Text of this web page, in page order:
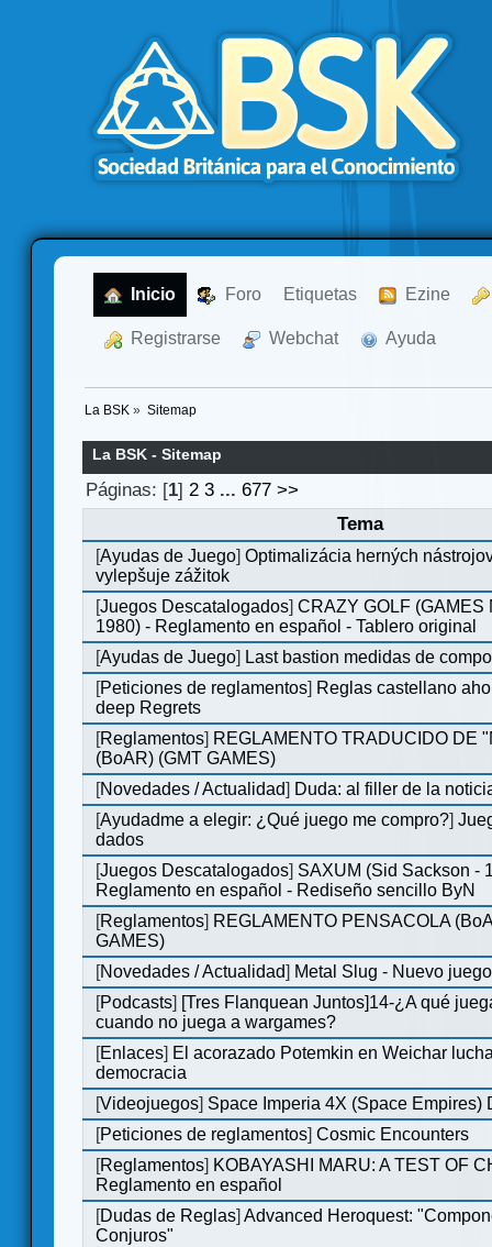
Inicio Foro Etiquetas Ezine
Registrarse Webchat Ayuda
La BSK » Sitemap
La BSK - Sitemap
Páginas: [1]2 3 ...677 >>
Tema
[Ayudas de Juego]Optimalizácia herných
vylepšuje zážitok
[Juegos Descatalogados]CRAZY GOLF (GAMES
1980) - Reglamento en español - Tablero original
[Ayudas de Juego] Last bastion medidas de
[Peticiones de reglamentos] Reglas castellano
deep Regrets
[Reglamentos] REGLAMENTO TRADUCIDO DE
(BoAR) (GMT GAMES)
[Novedades / Actualidad] Duda: al filler de la
[Ayudadme a elegir: ¿Qué juego me compro?]
dados
[Juegos Descatalogados] SAXUM (Sid Sackson -
Reglamento en español - Rediseño sencillo ByN
[Reglamentos] REGLAMENTO PENSACOLA
GAMES)
[Novedades / Actualidad] Metal Slug - Nuevo
[Podcasts] [Tres Flanquean Juntos]14-¿A qué
cuando no juega a wargames?
[Enlaces] El acorazado Potemkin en Weichar
democracia
[Videojuegos] Space Imperia 4X (Space Empires)
[Peticiones de reglamentos]Cosmic Encounters
[Reglamentos] KOBAYASHI MARU: A TEST OF
Reglamento en español
[Dudas de Reglas]Advanced Heroquest:
Conjuros"